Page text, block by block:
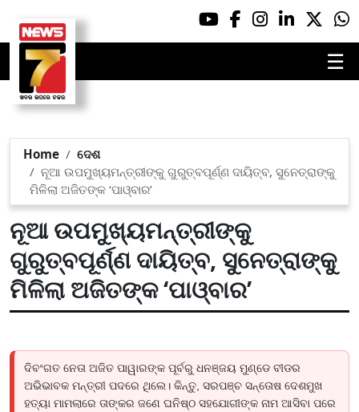
☰
Home
ଦେଶ
ନୂଆ ଉପମୁଖ୍ୟମନ୍ତ୍ରୀଙ୍କୁ ଗୁରୁତ୍ବପୂର୍ଣ୍ଣ ଦାୟିତ୍ବ, ସୁନେତ୍ରାଙ୍କୁ
ମିଳିଲା ଅଜିତଙ୍କ ‘ପାଓ୍ବାର’
ନୂଆ ଉପମୁଖ୍ୟମନ୍ତ୍ରୀଙ୍କୁ
ଗୁରୁତ୍ବପୂର୍ଣ୍ଣ ଦାୟିତ୍ବ, ସୁନେତ୍ରାଙ୍କୁ
ମିଳିଲା ଅଜିତଙ୍କ ‘ପାଓ୍ବାର’
ଦିବଂଗତ ନେତା ଅଜିତ ପାୱାରଙ୍କ ପୂର୍ବରୁ ଧନଞ୍ଜୟ ମୁଣ୍ଡେ ବୀଡର
ଅଭିଭାବକ ମନ୍ତ୍ରୀ ପଦରେ ଥିଲେ। କିନ୍ତୁ, ସରପଞ୍ଚ ସନ୍ତୋଷ ଦେଶମୁଖ
ହତ୍ୟା ମାମଲାରେ ତାଙ୍କର ଜଣେ ଘନିଷ୍ଠ ସହଯୋଗୀଙ୍କ ନାମ ଆସିବା ପରେ